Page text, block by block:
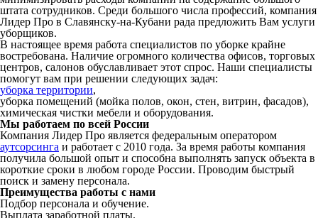
штата сотрудников. Среди большого числа профессий, компания
Лидер Про в Славянску-на-Кубани рада предложить Вам услуги
уборщиков.
В настоящее время работа специалистов по уборке крайне
востребована. Наличие огромного количества офисов, торговых
центров, салонов обуславливает этот спрос. Наши специалисты
помогут вам при решении следующих задач:
уборка территории,
уборка помещений (мойка полов, окон, стен, витрин, фасадов),
химическая чистки мебели и оборудования.
Мы работаем по всей России
Компания Лидер Про является федеральным оператором
аутсорсинга и работает с 2010 года. За время работы компания
получила большой опыт и способна выполнять запуск объекта в
короткие сроки в любом городе России. Проводим быстрый
поиск и замену персонала.
Преимущества работы с нами
Подбор персонала и обучение.
Выплата заработной платы.